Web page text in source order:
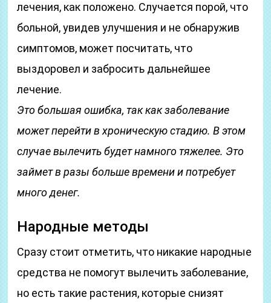
лечения, как положено. Случается порой, что
больной, увидев улучшения и не обнаружив
симптомов, может посчитать, что
выздоровел и забросить дальнейшее
лечение.
Это большая ошибка, так как заболевание
может перейти в хроническую стадию. В этом
случае вылечить будет намного тяжелее. Это
займет в разы больше времени и потребует
много денег.
Народные методы
Сразу стоит отметить, что никакие народные
средства не помогут вылечить заболевание,
но есть такие растения, которые снизят